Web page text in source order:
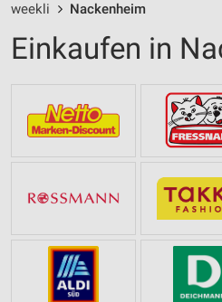
weekli Nackenheim
Einkaufen in